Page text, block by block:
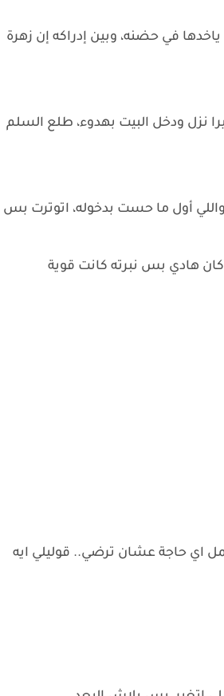
في حضنه، وبين إدراكه إن زهرة
نزل ودخل البيت بهدوء، طلع السلم
أول ما حست بدخوله، اتوترت بس
هادي بس نبرته كانت قوية
اي حاجة عشان ترضي.. قوليلي ايه